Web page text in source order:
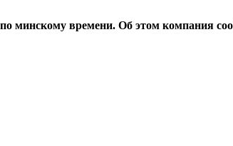
минскому времени. Об этом компания